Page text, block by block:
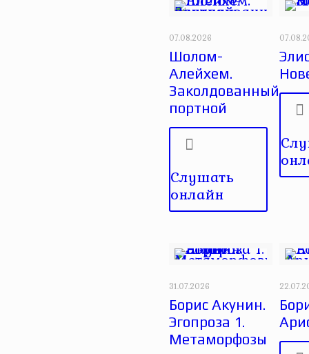
07.08.2026
Шолом-
Алейхем.
Заколдованный
портной
Слушать
онлайн
31.07.2026
Борис Акунин.
Эгопроза 1.
Метаморфозы